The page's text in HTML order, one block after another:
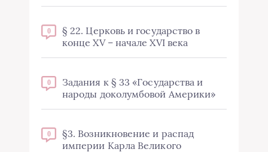
0
§ 22. Церковь и государство в
конце XV – начале XVI века
0
Задания к § 33 «Государства и
народы доколумбовой Америки»
0
§3. Возникновение и распад
империи Карла Великого